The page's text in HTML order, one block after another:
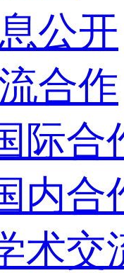
公开
合作
际合
内合
术交